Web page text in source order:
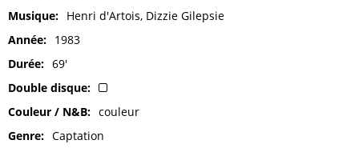
Musique
Henri d'Artois, Dizzie Gilepsie
Année
1983
Durée
69'
Double disque
Couleur / N&B
couleur
Genre
Captation